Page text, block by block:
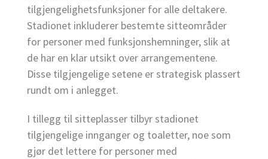
tilgjengelighetsfunksjoner for alle deltakere.
Stadionet inkluderer bestemte sitteområder
for personer med funksjonshemninger, slik at
de har en klar utsikt over arrangementene.
Disse tilgjengelige setene er strategisk plassert
rundt om i anlegget.
I tillegg til sitteplasser tilbyr stadionet
tilgjengelige innganger og toaletter, noe som
gjør det lettere for personer med